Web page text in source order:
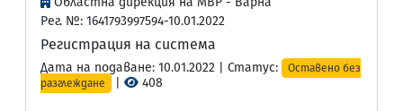
Рег. №: 1641793997594-10.01.2022
Регистрация на система
Дата на подаване: 10.01.2022 | Статус:
Оставено без
разглеждане
408